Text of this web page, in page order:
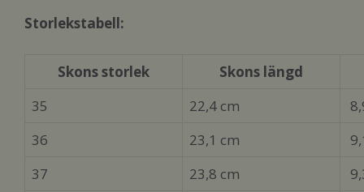
Storlekstabell:
Skons storlek
Skons längd
35
22,4 cm
36
23,1 cm
37
23,8 cm